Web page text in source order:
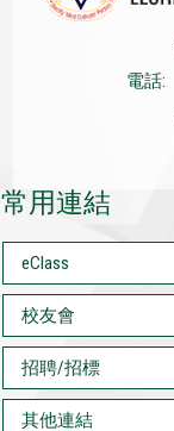
電話:
常用連結
eClass
校友會
招聘/招標
其他連結